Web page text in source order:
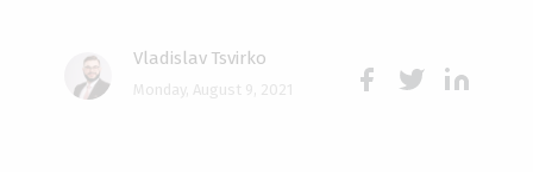
Vladislav Tsvirko
Monday, August 9, 2021